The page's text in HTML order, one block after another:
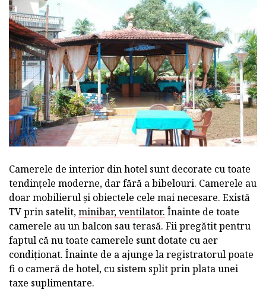
Camerele de interior din hotel sunt decorate cu toate
tendințele moderne, dar fără a bibelouri. Camerele au
doar mobilierul și obiectele cele mai necesare. Există
TV prin satelit,minibar, ventilator. Înainte de toate
camerele au un balcon sau terasă. Fii pregătit pentru
faptul că nu toate camerele sunt dotate cu aer
condiționat. Înainte de a ajunge la registratorul poate
fi o cameră de hotel, cu sistem split prin plata unei
taxe suplimentare.